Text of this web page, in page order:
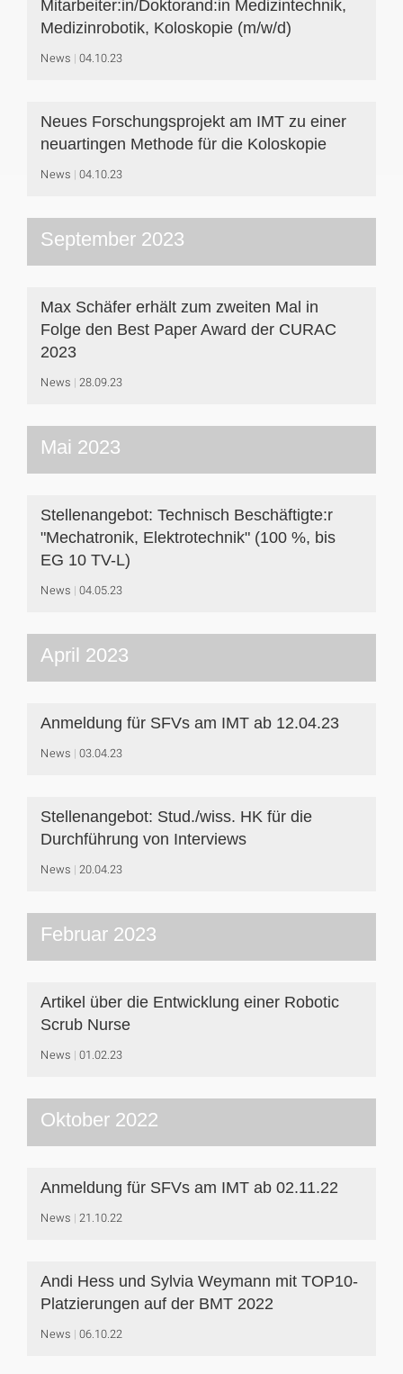
Mitarbeiter:in/Doktorand:in Medizintechnik,
Medizinrobotik, Koloskopie (m/w/d)
News 04.10.23
Neues Forschungsprojekt am IMT zu einer
neuartingen Methode für die Koloskopie
News 04.10.23
September 2023
Max Schäfer erhält zum zweiten Mal in
Folge den Best Paper Award der CURAC
2023
News 28.09.23
Mai 2023
Stellenangebot: Technisch Beschäftigte:r
"Mechatronik, Elektrotechnik" (100 %, bis
EG 10 TV-L)
News 04.05.23
April 2023
Anmeldung für SFVs am IMT ab 12.04.23
News 03.04.23
Stellenangebot: Stud./wiss. HK für die
Durchführung von Interviews
News 20.04.23
Februar 2023
Artikel über die Entwicklung einer Robotic
Scrub Nurse
News 01.02.23
Oktober 2022
Anmeldung für SFVs am IMT ab 02.11.22
News 21.10.22
Andi Hess und Sylvia Weymann mit TOP10-
Platzierungen auf der BMT 2022
News 06.10.22